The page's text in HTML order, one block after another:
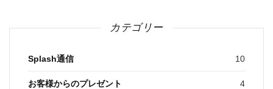
カテゴリー
Splash通信 10
お客様からのプレゼント 4